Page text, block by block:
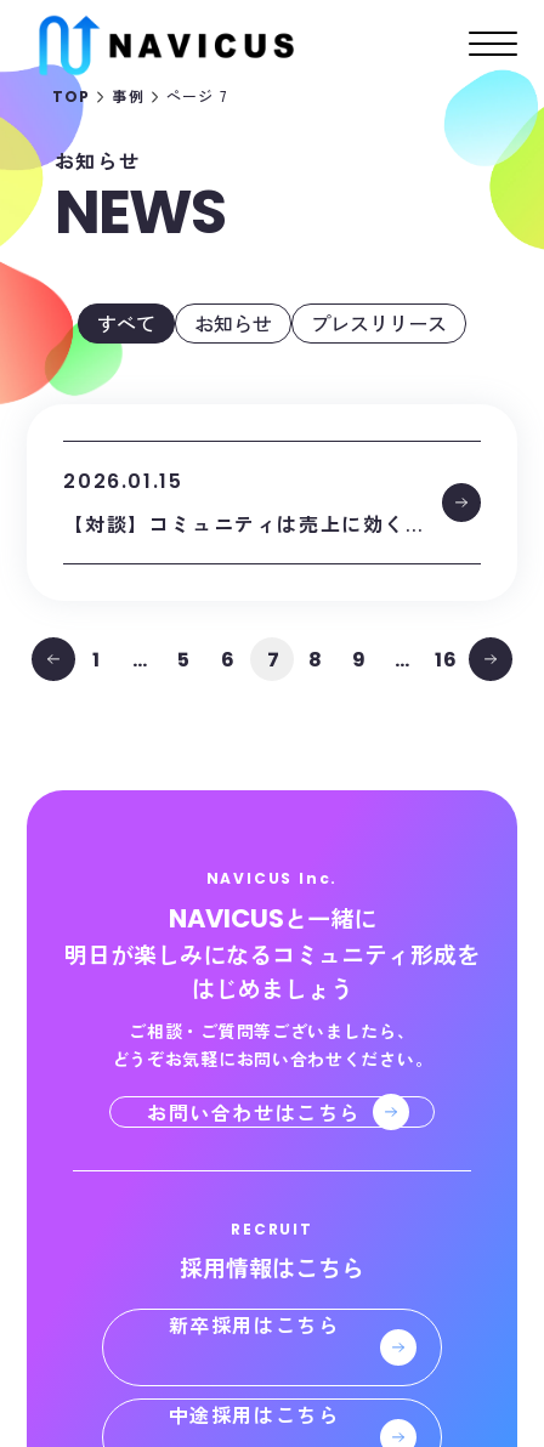
TOP 事例 ページ 7
お知らせ
NEWS
すべて お知らせ プレスリリース
2026.01.15
【対談】コミュニティは売上に効く？
1 … 5 6 7 8 9 … 16
NAVICUS Inc.
NAVICUSと一緒に
明日が楽しみになるコミュニティ形成を
はじめましょう
ご相談・ご質問等ございましたら、
どうぞお気軽にお問い合わせください。
お問い合わせはこちら
RECRUIT
採用情報はこちら
新卒採用はこちら
中途採用はこちら